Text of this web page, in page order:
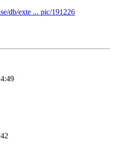
db/exte ... pic/191226